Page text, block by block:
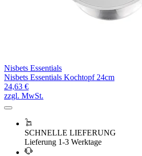
Nisbets Essentials
Nisbets Essentials Kochtopf 24cm
24,63 €
zzgl. MwSt.
SCHNELLE LIEFERUNG
Lieferung 1-3 Werktage